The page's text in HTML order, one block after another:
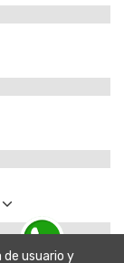
usuario y